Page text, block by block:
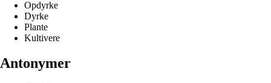
Opdyrke
Dyrke
Plante
Kultivere
Antonymer